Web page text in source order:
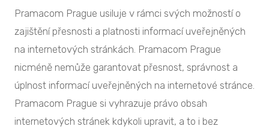
Pramacom Prague usiluje v rámci svých možností o
zajištění přesnosti a platnosti informací uveřejněných
na internetových stránkách. Pramacom Prague
nicméně nemůže garantovat přesnost, správnost a
úplnost informací uveřejněných na internetové stránce.
Pramacom Prague si vyhrazuje právo obsah
internetových stránek kdykoli upravit, a to i bez